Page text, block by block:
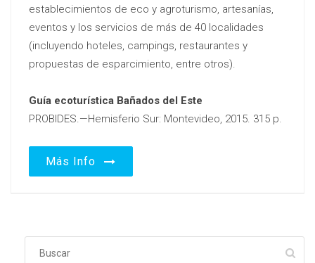
establecimientos de eco y agroturismo, artesanías,
eventos y los servicios de más de 40 localidades
(incluyendo hoteles, campings, restaurantes y
propuestas de esparcimiento, entre otros).
Guía ecoturística Bañados del Este
PROBIDES.—Hemisferio Sur: Montevideo, 2015. 315 p.
Más Info